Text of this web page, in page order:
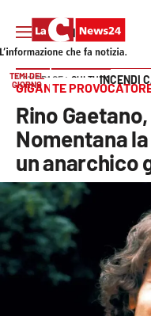
SEZIONI
Cronaca
Politica
Attualità
Economia e lavoro
Vai
TEMI DEL
GIORNO
INCENDI
HOME PAGE CULTURA
GIGANTE
Rino
Nomentana
un anarchico